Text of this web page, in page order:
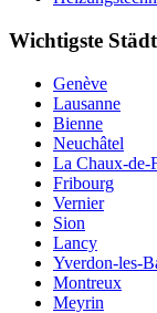
Wichtigste
Genève
Lausanne
Bienne
Neuchâtel
La Chaux-de-
Fribourg
Vernier
Sion
Lancy
Yverdon-les-
Montreux
Meyrin